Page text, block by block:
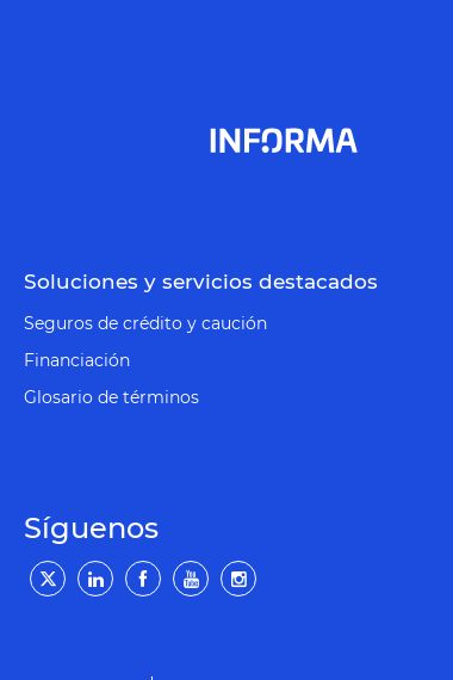
Soluciones y servicios destacados
Seguros de crédito y caución
Financiación
Glosario de términos
Síguenos